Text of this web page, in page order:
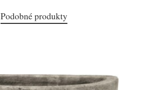
Podobné produkty